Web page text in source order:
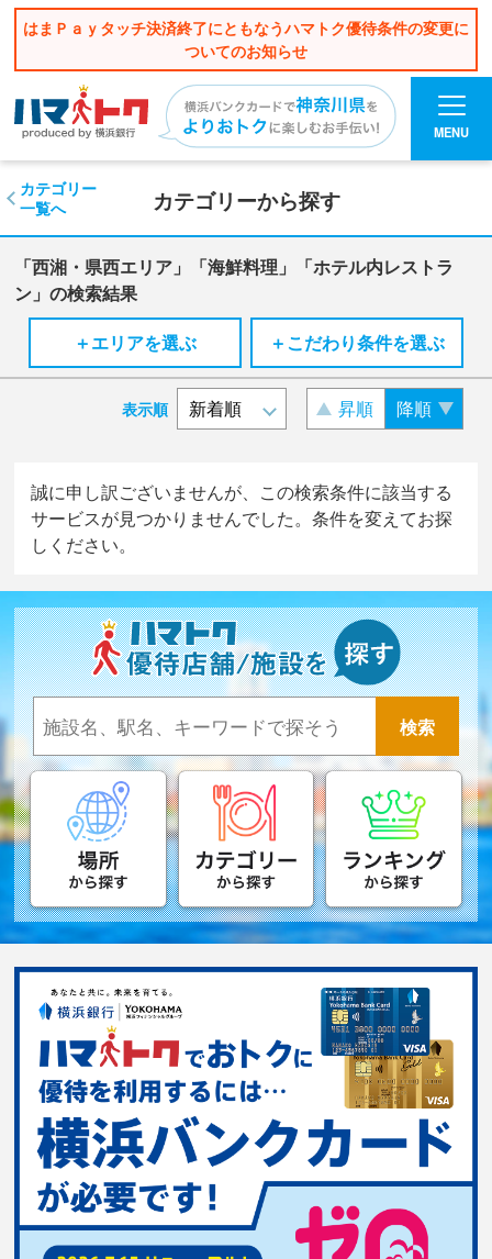
はまＰａｙタッチ決済終了にともなうハマトク優待条件の変更に
ついてのお知らせ
MENU
カテゴリーから探す
カテゴリー
一覧へ
「西湘・県西エリア」「海鮮料理」「ホテル内レストラ
ン」の検索結果
＋エリアを選ぶ
＋こだわり条件を選ぶ
表示順 昇順 降順
誠に申し訳ございませんが、この検索条件に該当する
サービスが見つかりませんでした。条件を変えてお探
しください。